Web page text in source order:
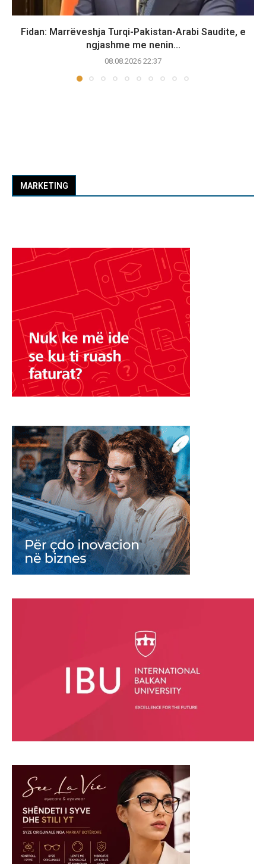
Fidan: Marrëveshja Turqi-Pakistan-Arabi Saudite, e
ngjashme me nenin...
08.08.2026 22:37
MARKETING